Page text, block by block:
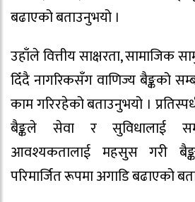
बढाएको बताउनुभयो ।
उहाँले वित्तीय साक्षरता, सामाजिक
दिँदै नागरिकसँग वाणिज्य बैङ्कको
काम गरिरहेको बताउनुभयो ।
बैङ्कले सेवा र सुविधालाई
आवश्यकतालाई महसुस गरी
परिमार्जित रूपमा अगाडि बढाएको